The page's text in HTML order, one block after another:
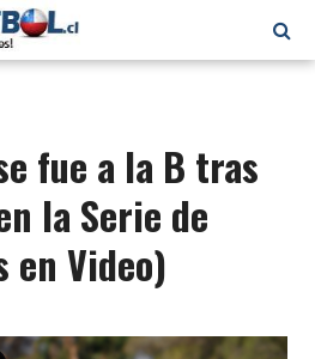
fue a la B tras
la Serie de
en Video)